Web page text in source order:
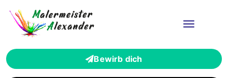
Bewirb dich